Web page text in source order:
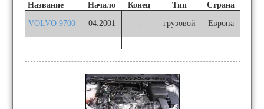
Название Начало Конец Тип Страна
VOLVO 9700 04.2001 - грузовой Европа